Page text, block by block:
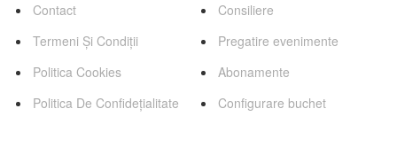
Contact
Termeni Și Condiții
Politica Cookies
Politica De Confidețialitate
Consiliere
Pregatire evenimente
Abonamente
Configurare buchet